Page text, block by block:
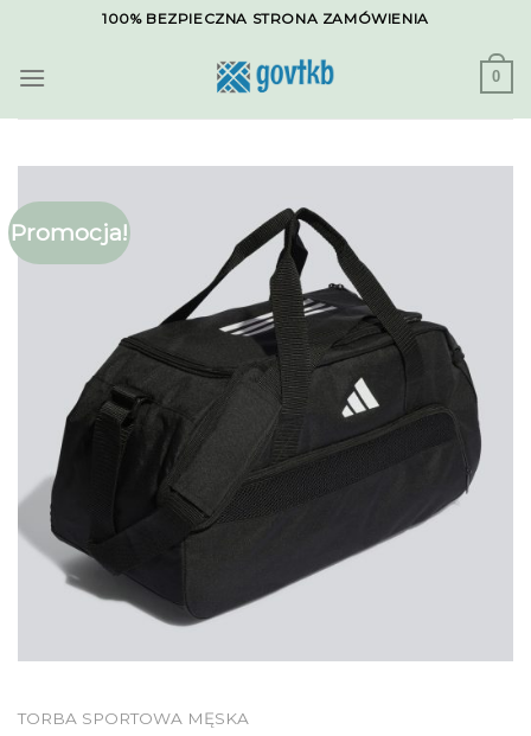
content
100% BEZPIECZNA STRONA ZAMÓWIENIA
0
Promocja!
TORBA SPORTOWA MĘSKA